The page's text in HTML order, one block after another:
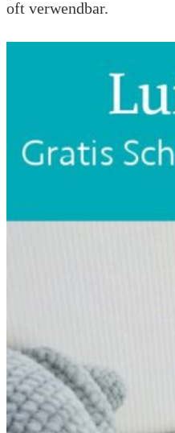
oft verwendbar.